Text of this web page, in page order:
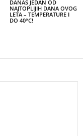
DANAS JEDAN OD
NAJTOPLIJIH DANA OVOG
LETA – TEMPERATURE I
DO 40°C!